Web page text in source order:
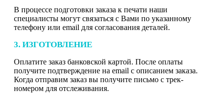
В процессе подготовки заказа к печати наши
специалисты могут связаться с Вами по указанному
телефону или email для согласования деталей.
3. ИЗГОТОВЛЕНИЕ
Оплатите заказ банковской картой. После оплаты
получите подтверждение на email с описанием заказа.
Когда отправим заказ вы получите письмо с трек-
номером для отслеживания.